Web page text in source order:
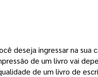
deseja ingressar na
de um livro vai
de um livro de